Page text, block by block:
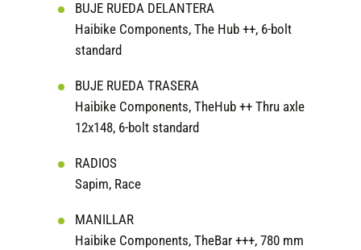
BUJE RUEDA DELANTERA
Haibike Components, The Hub ++, 6-bolt
standard
BUJE RUEDA TRASERA
Haibike Components, TheHub ++ Thru axle
12x148, 6-bolt standard
RADIOS
Sapim, Race
MANILLAR
Haibike Components, TheBar +++, 780 mm